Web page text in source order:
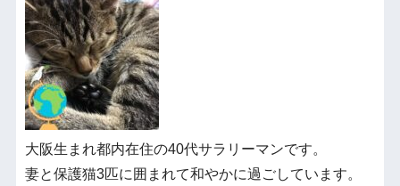
大阪生まれ都内在住の40代サラリーマンです。
妻と保護猫3匹に囲まれて和やかに過ごしています。